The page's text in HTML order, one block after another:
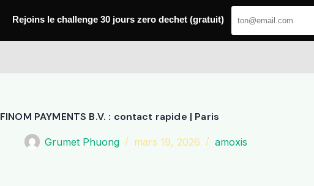
FINOM PAYMENTS B.V. : contact rapide | Paris
Grumet Phuong mars 19, 2026 amoxis
Rejoins le challenge 30 jours zero dechet (gratuit)